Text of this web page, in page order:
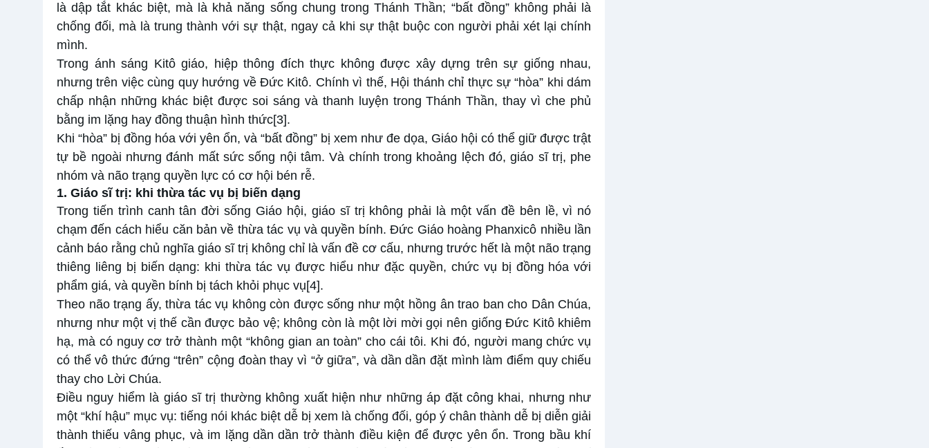
là dập tắt khác biệt, mà là khả năng sống chung trong Thánh Thần; “bất đồng” không phải là
chống đối, mà là trung thành với sự thật, ngay cả khi sự thật buộc con người phải xét lại chính
mình.
Trong ánh sáng Kitô giáo, hiệp thông đích thực không được xây dựng trên sự giống nhau,
nhưng trên việc cùng quy hướng về Đức Kitô. Chính vì thế, Hội thánh chỉ thực sự “hòa” khi dám
chấp nhận những khác biệt được soi sáng và thanh luyện trong Thánh Thần, thay vì che phủ
bằng im lặng hay đồng thuận hình thức[3].
Khi “hòa” bị đồng hóa với yên ổn, và “bất đồng” bị xem như đe dọa, Giáo hội có thể giữ được trật
tự bề ngoài nhưng đánh mất sức sống nội tâm. Và chính trong khoảng lệch đó, giáo sĩ trị, phe
nhóm và não trạng quyền lực có cơ hội bén rễ.
1. Giáo sĩ trị: khi thừa tác vụ bị biến dạng
Trong tiến trình canh tân đời sống Giáo hội, giáo sĩ trị không phải là một vấn đề bên lề, vì nó
chạm đến cách hiểu căn bản về thừa tác vụ và quyền bính. Đức Giáo hoàng Phanxicô nhiều lần
cảnh báo rằng chủ nghĩa giáo sĩ trị không chỉ là vấn đề cơ cấu, nhưng trước hết là một não trạng
thiêng liêng bị biến dạng: khi thừa tác vụ được hiểu như đặc quyền, chức vụ bị đồng hóa với
phẩm giá, và quyền bính bị tách khỏi phục vụ[4].
Theo não trạng ấy, thừa tác vụ không còn được sống như một hồng ân trao ban cho Dân Chúa,
nhưng như một vị thế cần được bảo vệ; không còn là một lời mời gọi nên giống Đức Kitô khiêm
hạ, mà có nguy cơ trở thành một “không gian an toàn” cho cái tôi. Khi đó, người mang chức vụ
có thể vô thức đứng “trên” cộng đoàn thay vì “ở giữa”, và dần dần đặt mình làm điểm quy chiếu
thay cho Lời Chúa.
Điều nguy hiểm là giáo sĩ trị thường không xuất hiện như những áp đặt công khai, nhưng như
một “khí hậu” mục vụ: tiếng nói khác biệt dễ bị xem là chống đối, góp ý chân thành dễ bị diễn giải
thành thiếu vâng phục, và im lặng dần dần trở thành điều kiện để được yên ổn. Trong bầu khí